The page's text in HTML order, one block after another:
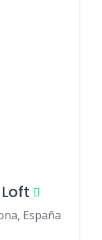
España